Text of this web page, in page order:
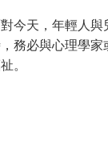
今天，年輕人
務必與心理學
。